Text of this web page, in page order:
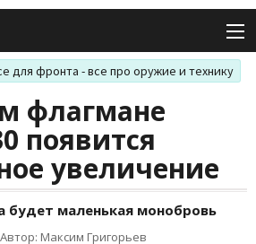
для фронта - все про оружие и технику
флагмане
появится
увеличение
будет маленькая монобровь
Автор: Максим Григорьев